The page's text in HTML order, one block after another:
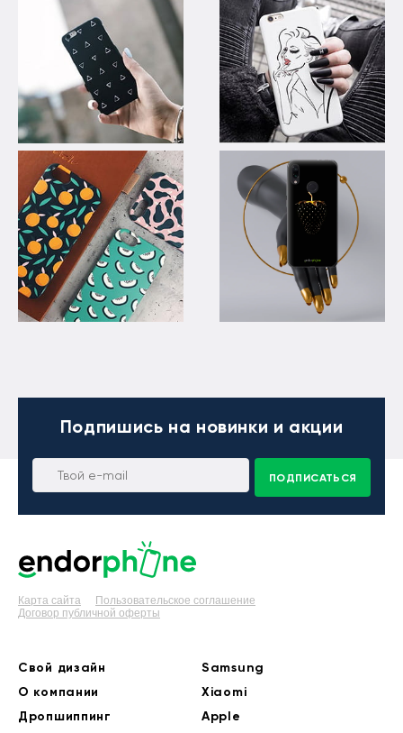
Подпишись на новинки и акции
ПОДПИСАТЬСЯ
Карта сайта
Пользовательское соглашение
Договор публичной оферты
Свой дизайн
О компании
Дропшиппинг
Samsung
Xiaomi
Apple